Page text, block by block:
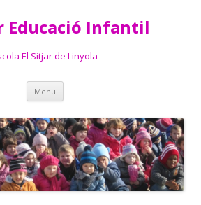
Educació Infantil
El Sitjar de Linyola
Menu Skip
content